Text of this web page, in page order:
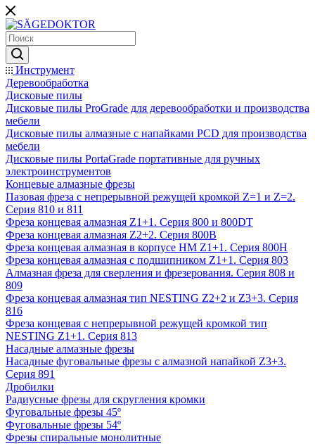
Инструмент
Деревообработка
Дисковые пилы
Дисковые пилы ProGrade для деревообработки и производства
мебели
Дисковые пилы алмазные с напайками PCD для производства
мебели
Дисковые пилы PortaGrade портативные для ручных
электроинструментов
Концевые алмазные фрезы
Пазовая фреза с непрерывной режущей кромкой Z=1 и Z=2.
Серия 810 и 811
Фреза концевая алмазная Z1+1. Серия 800 и 800DT
Фреза концевая алмазная Z2+2. Серия 800B
Фреза концевая алмазная в корпусе НМ Z1+1. Серия 800H
Фреза концевая алмазная с подшипником Z1+1. Серия 803
Алмазная фреза для сверления и фрезерования. Серия 808 и
809
Фреза концевая алмазная тип NESTING Z2+2 и Z3+3. Серия
816
Фреза концевая с непрерывной режущей кромкой тип
NESTING Z1+1. Серия 813
Насадные алмазные фрезы
Насадные фуговальные фрезы с алмазной напайкой Z3+3.
Серия 891
Дробилки
Радиусные фрезы для скругления кромки
Фуговальные фрезы 45º
Фуговальные фрезы 54º
Фрезы спиральные монолитные